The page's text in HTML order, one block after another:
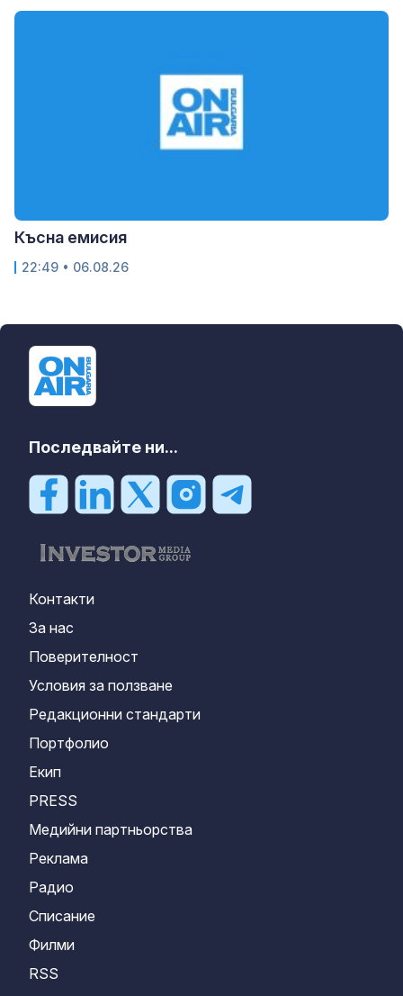
Късна емисия
22:49 • 06.08.26
Последвайте ни...
Контакти
За нас
Поверителност
Условия за ползване
Редакционни стандарти
Портфолио
Екип
PRESS
Медийни партньорства
Реклама
Радио
Списание
Филми
RSS